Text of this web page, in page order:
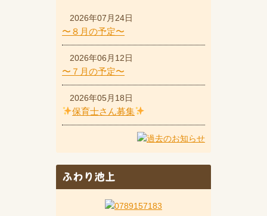
2026年07月24日
〜８月の予定〜
2026年06月12日
〜７月の予定〜
2026年05月18日
保育士さん募集
ふわり池上